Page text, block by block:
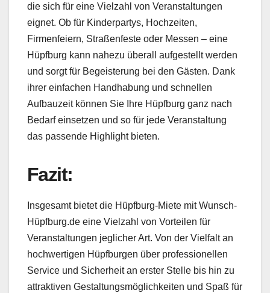
die sich für eine Vielzahl von Veranstaltungen
eignet. Ob für Kinderpartys, Hochzeiten,
Firmenfeiern, Straßenfeste oder Messen – eine
Hüpfburg kann nahezu überall aufgestellt werden
und sorgt für Begeisterung bei den Gästen. Dank
ihrer einfachen Handhabung und schnellen
Aufbauzeit können Sie Ihre Hüpfburg ganz nach
Bedarf einsetzen und so für jede Veranstaltung
das passende Highlight bieten.
Fazit:
Insgesamt bietet die Hüpfburg-Miete mit Wunsch-
Hüpfburg.de eine Vielzahl von Vorteilen für
Veranstaltungen jeglicher Art. Von der Vielfalt an
hochwertigen Hüpfburgen über professionellen
Service und Sicherheit an erster Stelle bis hin zu
attraktiven Gestaltungsmöglichkeiten und Spaß für